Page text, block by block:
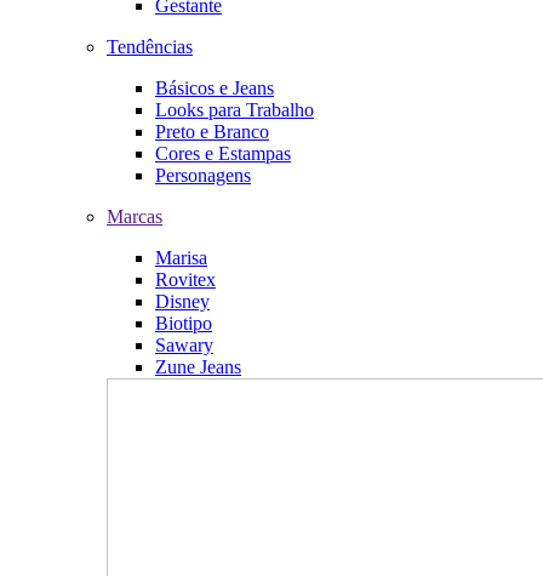
Gestante
Tendências
Básicos e Jeans
Looks para Trabalho
Preto e Branco
Cores e Estampas
Personagens
Marcas
Marisa
Rovitex
Disney
Biotipo
Sawary
Zune Jeans